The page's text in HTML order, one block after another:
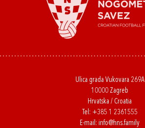
Ulica grada Vukovara 269A
10000 Zagreb
Hrvatska / Croatia
Tel: +385 1 2361555
E-mail: info@hns.family